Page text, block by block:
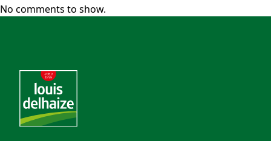
No comments to show.